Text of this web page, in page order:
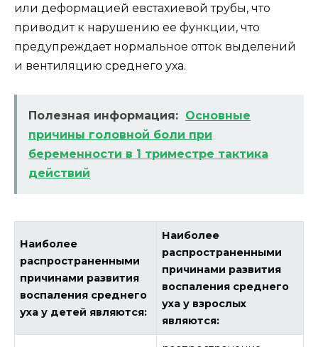
или деформацией евстахиевой трубы, что
приводит к нарушению ее функции, что
предупреждает нормальное отток выделений
и вентиляцию среднего уха.
Полезная информация: Основные
причины головной боли при
беременности в 1 триместре тактика
действий
Наиболее
распространенными
причинами развития
воспаления среднего
уха у детей являются:
Наиболее
распространенными
причинами развития
воспаления среднего
уха у взрослых
являются: